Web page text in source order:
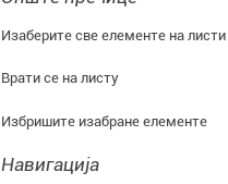
Изаберите све елементе на листи
Врати се на листу
Избришите изабране елементе
Навигација